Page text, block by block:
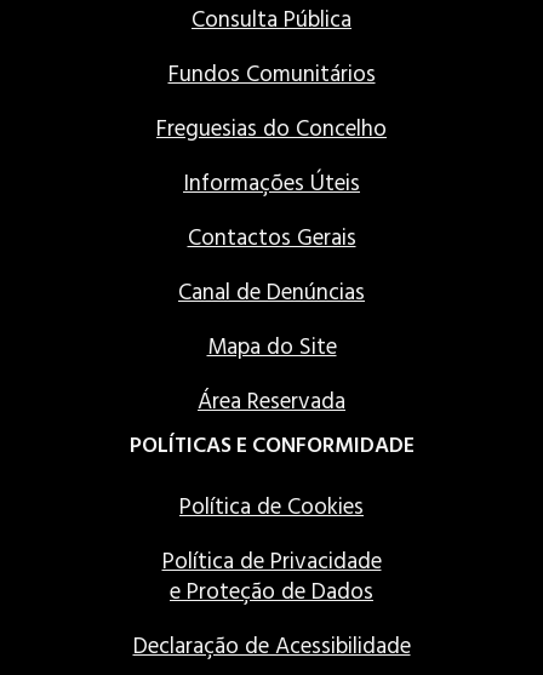
Consulta Pública
Fundos Comunitários
Freguesias do Concelho
Informações Úteis
Contactos Gerais
Canal de Denúncias
Mapa do Site
Área Reservada
POLÍTICAS E CONFORMIDADE
Política de Cookies
Política de Privacidade
e Proteção de Dados
Declaração de Acessibilidade